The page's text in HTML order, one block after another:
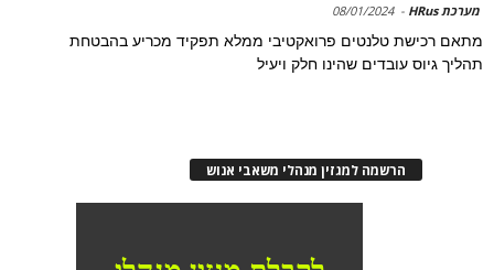
מערכת HRus -
08/01/2024
מתאם רכישת טלנטים פרואקטיבי ממלא תפקיד מכריע בהבטחת
תהליך גיוס עובדים שהינו חלק ויעיל
הרשמה למגזין מנהלי משאבי אנוש